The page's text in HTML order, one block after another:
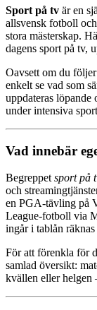
Sport på tv är en
allsvensk fotboll
stora mästerskap.
dagens sport på tv,
Oavsett om du
enkelt se vad som
uppdateras löpande
under intensiva
Vad innebär
Begreppet sport på
och
en PGA-tävling på
League-fotboll via
ingår i tablån
För att förenkla för
samlad översikt:
kvällen eller helgen